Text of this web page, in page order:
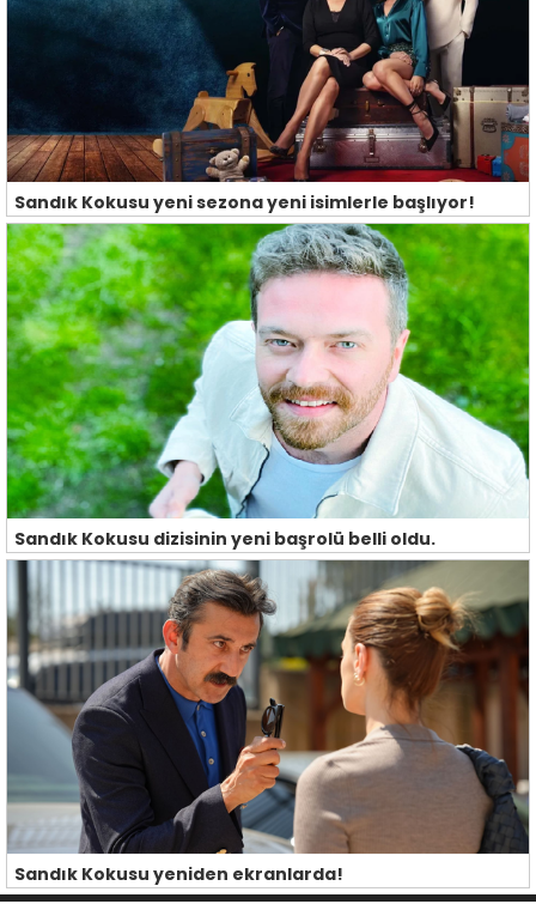
Sandık Kokusu yeni sezona yeni isimlerle başlıyor!
Sandık Kokusu dizisinin yeni başrolü belli oldu.
Sandık Kokusu yeniden ekranlarda!